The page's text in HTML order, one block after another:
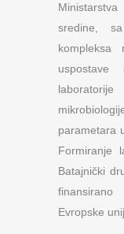
sredine,
kompleksa
parametara
Formiranje
Batajnički
Evropske